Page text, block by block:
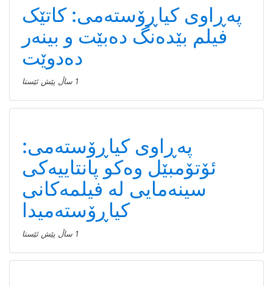
پەڕاوی کیاڕۆستەمی: کاتێک
فیلم بێدەنگ دەبێت و بینەر
دەدوێت
1 ساڵ پێش ئێستا
پەڕاوی کیاڕۆستەمی:
ئۆتۆمبێل وەکو پانتاییەکی
سینەمایی لە فیلمەکانی
کیاڕۆستەمیدا
1 ساڵ پێش ئێستا